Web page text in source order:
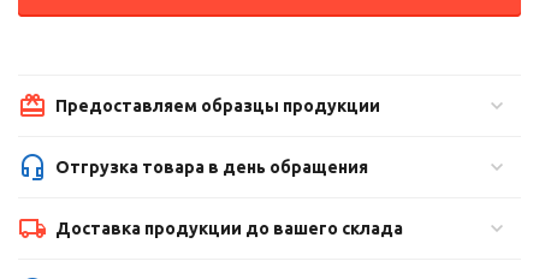
Предоставляем образцы продукции
Отгрузка товара в день обращения
Доставка продукции до вашего склада